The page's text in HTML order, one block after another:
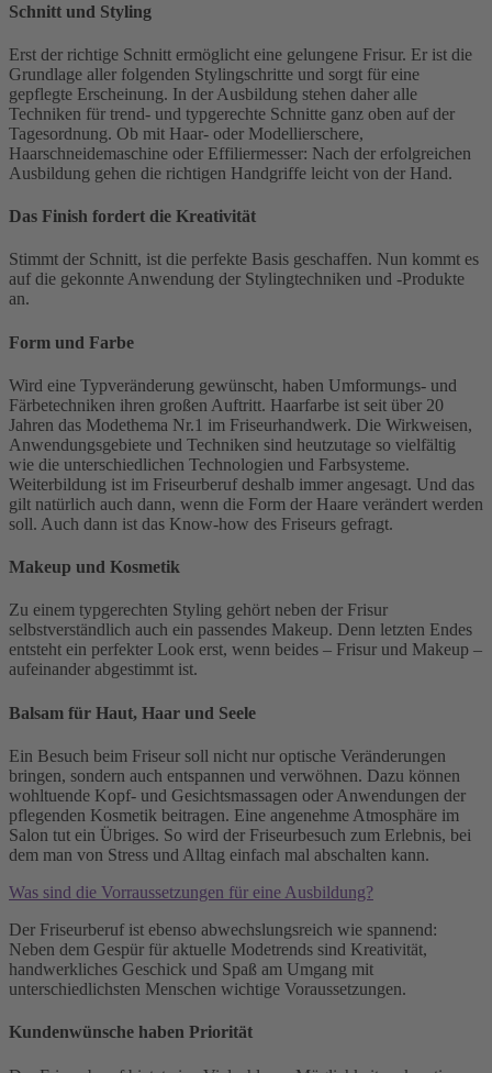
Schnitt und Styling
Erst der richtige Schnitt ermöglicht eine gelungene Frisur. Er ist die
Grundlage aller folgenden Stylingschritte und sorgt für eine
gepflegte Erscheinung. In der Ausbildung stehen daher alle
Techniken für trend- und typgerechte Schnitte ganz oben auf der
Tagesordnung. Ob mit Haar- oder Modellierschere,
Haarschneidemaschine oder Effiliermesser: Nach der erfolgreichen
Ausbildung gehen die richtigen Handgriffe leicht von der Hand.
Das Finish fordert die Kreativität
Stimmt der Schnitt, ist die perfekte Basis geschaffen. Nun kommt es
auf die gekonnte Anwendung der Stylingtechniken und -Produkte
an.
Form und Farbe
Wird eine Typveränderung gewünscht, haben Umformungs- und
Färbetechniken ihren großen Auftritt. Haarfarbe ist seit über 20
Jahren das Modethema Nr.1 im Friseurhandwerk. Die Wirkweisen,
Anwendungsgebiete und Techniken sind heutzutage so vielfältig
wie die unterschiedlichen Technologien und Farbsysteme.
Weiterbildung ist im Friseurberuf deshalb immer angesagt. Und das
gilt natürlich auch dann, wenn die Form der Haare verändert werden
soll. Auch dann ist das Know-how des Friseurs gefragt.
Makeup und Kosmetik
Zu einem typgerechten Styling gehört neben der Frisur
selbstverständlich auch ein passendes Makeup. Denn letzten Endes
entsteht ein perfekter Look erst, wenn beides – Frisur und Makeup –
aufeinander abgestimmt ist.
Balsam für Haut, Haar und Seele
Ein Besuch beim Friseur soll nicht nur optische Veränderungen
bringen, sondern auch entspannen und verwöhnen. Dazu können
wohltuende Kopf- und Gesichtsmassagen oder Anwendungen der
pflegenden Kosmetik beitragen. Eine angenehme Atmosphäre im
Salon tut ein Übriges. So wird der Friseurbesuch zum Erlebnis, bei
dem man von Stress und Alltag einfach mal abschalten kann.
Was sind die Vorraussetzungen für eine Ausbildung?
Der Friseurberuf ist ebenso abwechslungsreich wie spannend:
Neben dem Gespür für aktuelle Modetrends sind Kreativität,
handwerkliches Geschick und Spaß am Umgang mit
unterschiedlichsten Menschen wichtige Voraussetzungen.
Kundenwünsche haben Priorität